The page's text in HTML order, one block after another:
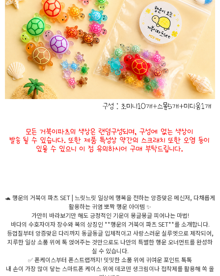
🐢 행운의 거북이 파츠 SET | 느릿느릿 일상에 행복을 전하는 앙증맞은 메신저, 다채롭게
활용하는 귀염 뽀짝 행운 아이템 ✨
가만히 바라보기만 해도 긍정적인 기운이 몽글몽글 피어나는 마법!
바다의 수호자이자 장수와 복의 상징인 **행운의 거북이 파츠 SET**를 소개합니다.
등껍질부터 앙증맞은 다리까지 동글동글 입체적이고 사랑스러운 실루엣으로 제작되어,
지루한 일상 소품 위에 톡 얹어주는 것만으로도 나만의 특별한 행운 오너먼트를 완성하
실 수 있습니다.
✅ 폰케이스부터 폰스트랩까지! 밋밋한 소품 위에 귀여운 포인트 톡톡
내 손이 가장 많이 닿는 스마트폰 케이스 위에 데코덴 생크림이나 접착제를 활용해 쏙 올